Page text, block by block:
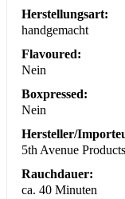
Herstellungsart:
handgemacht
Flavoured:
Nein
Boxpressed:
Nein
Hersteller/
5th Avenue
Rauchdauer:
ca. 40 Minuten